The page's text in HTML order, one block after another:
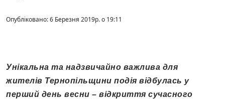
Опубліковано: 6 Березня 2019р. о 19:11
Унікальна та надзвичайно важлива для
жителів Тернопільщини подія відбулась у
перший день весни – відкриття сучасного